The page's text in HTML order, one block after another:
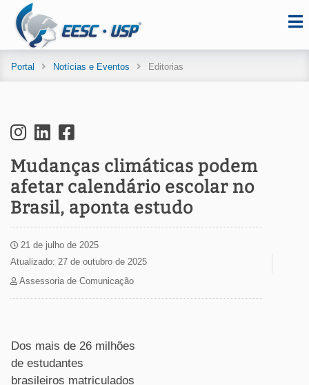
Portal Notícias e Eventos Editorias
Mudanças climáticas podem
afetar calendário escolar no
Brasil, aponta estudo
21 de julho de 2025
Atualizado: 27 de outubro de 2025
Assessoria de Comunicação
Dos mais de 26 milhões
de estudantes
brasileiros matriculados